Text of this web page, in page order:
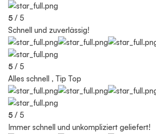
5 / 5
Schnell und zuverlässig!
5 / 5
Alles schnell , Tip Top
5 / 5
Immer schnell und unkompliziert geliefert!